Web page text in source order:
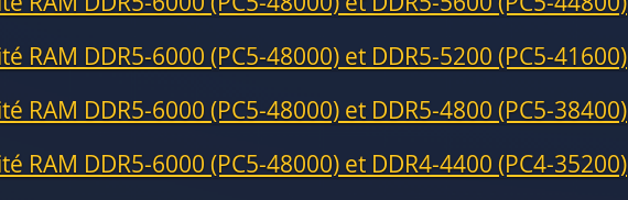
RAM DDR5-6000 (PC5-48000) et DDR5-5200 (PC5-41600)
RAM DDR5-6000 (PC5-48000) et DDR5-4800 (PC5-38400)
RAM DDR5-6000 (PC5-48000) et DDR4-4400 (PC4-35200)